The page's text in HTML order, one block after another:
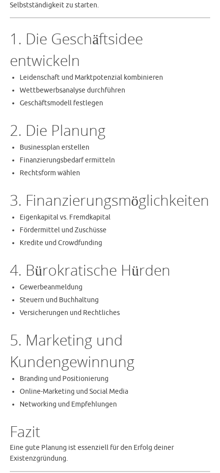
Selbstständigkeit zu starten.
1. Die Geschäftsidee
entwickeln
Leidenschaft und Marktpotenzial kombinieren
Wettbewerbsanalyse durchführen
Geschäftsmodell festlegen
2. Die Planung
Businessplan erstellen
Finanzierungsbedarf ermitteln
Rechtsform wählen
3. Finanzierungsmöglichkeiten
Eigenkapital vs. Fremdkapital
Fördermittel und Zuschüsse
Kredite und Crowdfunding
4. Bürokratische Hürden
Gewerbeanmeldung
Steuern und Buchhaltung
Versicherungen und Rechtliches
5. Marketing und
Kundengewinnung
Branding und Positionierung
Online-Marketing und Social Media
Networking und Empfehlungen
Fazit
Eine gute Planung ist essenziell für den Erfolg deiner
Existenzgründung.